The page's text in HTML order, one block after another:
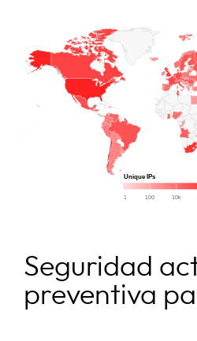
Seguridad
preventiva